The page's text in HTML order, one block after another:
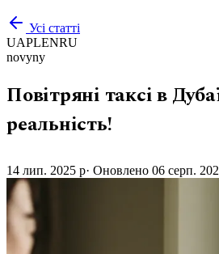
Усі статті
UAPLENRU
novyny
Повітряні таксі в
реальність!
14 лип. 2025 р· Оновлено 06 серп.